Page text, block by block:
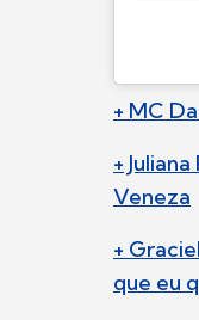
+ MC
+
Veneza
+
que eu